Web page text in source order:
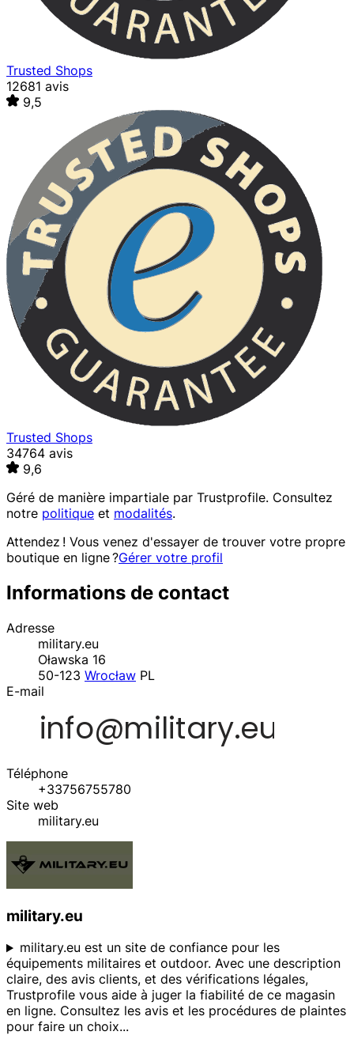
Trusted Shops
12681 avis
9,5
Trusted Shops
34764 avis
9,6
Géré de manière impartiale par Trustprofile. Consultez
notre politique et modalités.
Attendez ! Vous venez d'essayer de trouver votre propre
boutique en ligne ?Gérer votre profil
Informations de contact
Adresse
military.eu
Oławska 16
50-123 Wrocław PL
E-mail
Téléphone
+33756755780
Site web
military.eu
military.eu
military.eu est un site de confiance pour les
équipements militaires et outdoor. Avec une description
claire, des avis clients, et des vérifications légales,
Trustprofile vous aide à juger la fiabilité de ce magasin
en ligne. Consultez les avis et les procédures de plaintes
pour faire un choix...